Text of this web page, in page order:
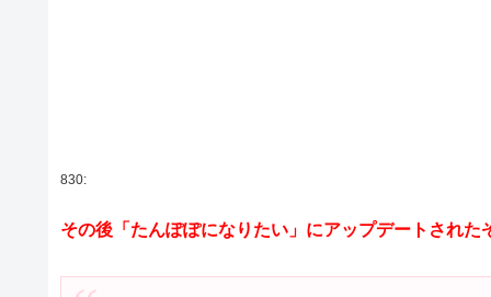
830:
その後「たんぽぽになりたい」にアップデートされた